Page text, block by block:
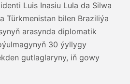
Luis Inasiu Lula da Silwa
Türkmenistan bilen Braziliýa
arasynda diplomatik
30 ýyllygy
gutlaglaryny, iň gowy